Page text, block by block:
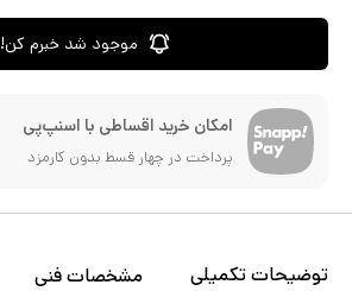
موجود شد خبرم کن!
امکان خرید اقساطی با اسنپ‌پی
پرداخت در چهار قسط بدون کارمزد
توضیحات تکمیلی مشخصات فنی